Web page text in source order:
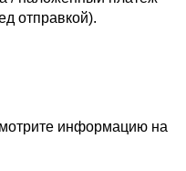
отправкой).
информацию на